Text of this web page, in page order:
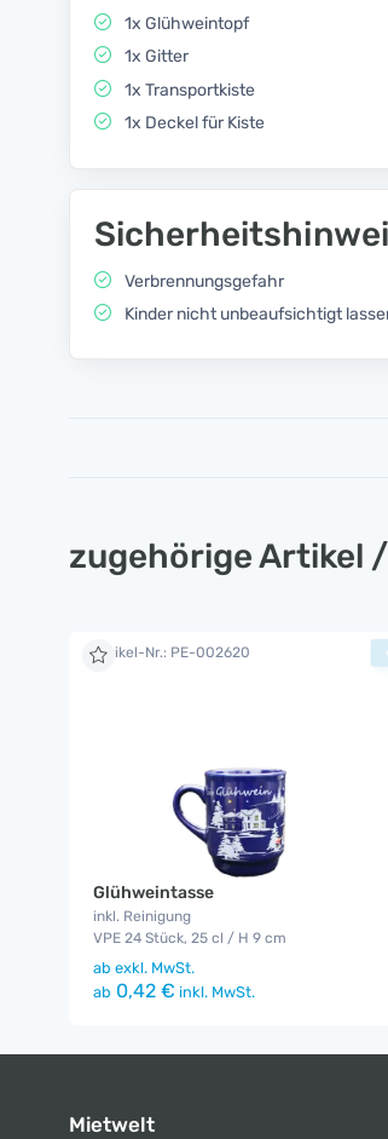
1x Glühweintopf
1x Gitter
1x Transportkiste
1x Deckel für Kiste
Verbrennungsgefahr
Kinder nicht unbeaufsichtigt
zugehörige Artikel
Artikel-Nr.: PE-002620
Glühweintasse
inkl. Reinigung
VPE 24 Stück, 25 cl / H 9 cm
ab exkl. MwSt.
ab 0,42 € inkl. MwSt.
+
Mietwelt